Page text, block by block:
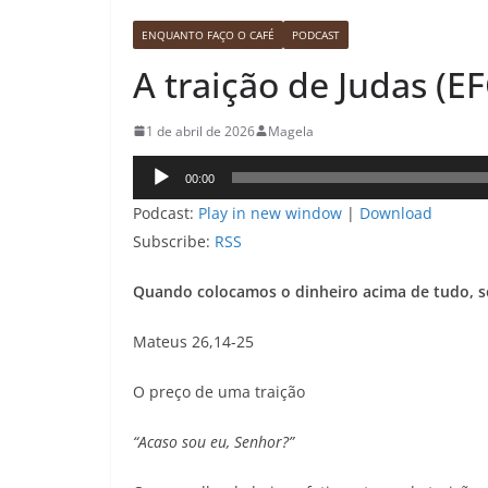
ENQUANTO FAÇO O CAFÉ PODCAST
A traição de Judas
1 de abril de 2026 Magela
Tocador
de
áudio
00:00
Podcast: Play in new window | Download
Subscribe: RSS
Quando colocamos o dinheiro acima de tudo,
Mateus 26,14-25
O preço de uma traição
“Acaso sou eu, Senhor?”